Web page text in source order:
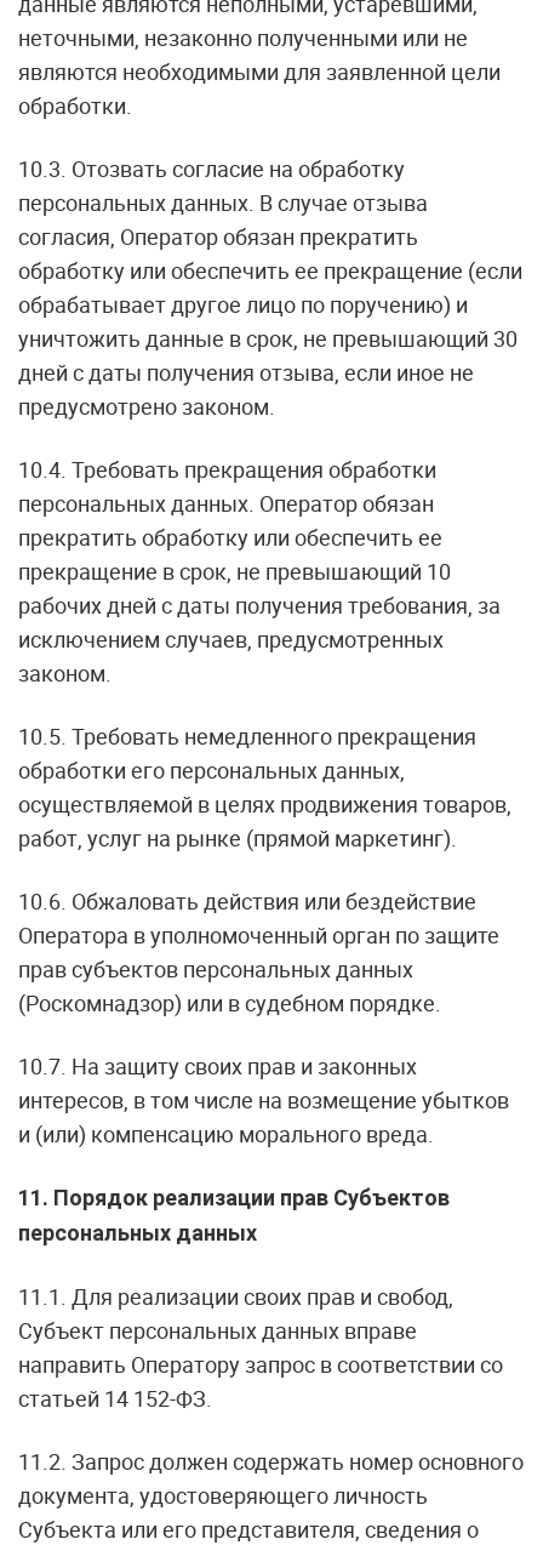
неточными, незаконно полученными или не
являются необходимыми для заявленной цели
обработки.
10.3. Отозвать согласие на обработку
персональных данных. В случае отзыва
согласия, Оператор обязан прекратить
обработку или обеспечить ее прекращение (если
обрабатывает другое лицо по поручению) и
уничтожить данные в срок, не превышающий 30
дней с даты получения отзыва, если иное не
предусмотрено законом.
10.4. Требовать прекращения обработки
персональных данных. Оператор обязан
прекратить обработку или обеспечить ее
прекращение в срок, не превышающий 10
рабочих дней с даты получения требования, за
исключением случаев, предусмотренных
законом.
10.5. Требовать немедленного прекращения
обработки его персональных данных,
осуществляемой в целях продвижения товаров,
работ, услуг на рынке (прямой маркетинг).
10.6. Обжаловать действия или бездействие
Оператора в уполномоченный орган по защите
прав субъектов персональных данных
(Роскомнадзор) или в судебном порядке.
10.7. На защиту своих прав и законных
интересов, в том числе на возмещение убытков
и (или) компенсацию морального вреда.
11. Порядок реализации прав Субъектов
персональных данных
11.1. Для реализации своих прав и свобод,
Субъект персональных данных вправе
направить Оператору запрос в соответствии со
статьей 14 152-ФЗ.
11.2. Запрос должен содержать номер основного
документа, удостоверяющего личность
Субъекта или его представителя, сведения о